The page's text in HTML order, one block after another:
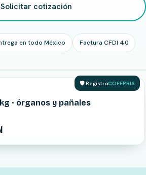
cotización
en todo México Factura CFDI 4.0
directo, doble puerta
🛡️ RegistroCOFEPRIS